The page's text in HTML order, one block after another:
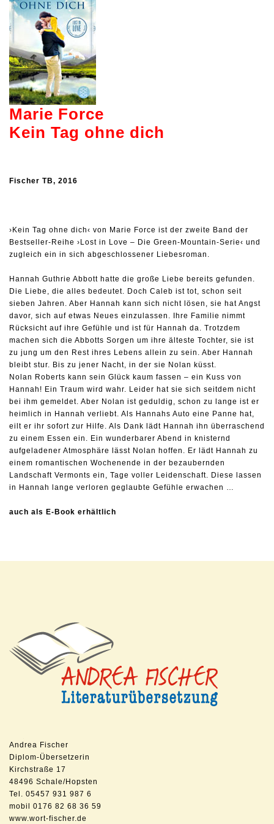
Marie Force
Kein Tag ohne dich
Fischer TB, 2016
›Kein Tag ohne dich‹ von Marie Force ist der zweite Band der
Bestseller-Reihe ›Lost in Love – Die Green-Mountain-Serie‹ und
zugleich ein in sich abgeschlossener Liebesroman.
Hannah Guthrie Abbott hatte die große Liebe bereits gefunden.
Die Liebe, die alles bedeutet. Doch Caleb ist tot, schon seit
sieben Jahren. Aber Hannah kann sich nicht lösen, sie hat Angst
davor, sich auf etwas Neues einzulassen. Ihre Familie nimmt
Rücksicht auf ihre Gefühle und ist für Hannah da. Trotzdem
machen sich die Abbotts Sorgen um ihre älteste Tochter, sie ist
zu jung um den Rest ihres Lebens allein zu sein. Aber Hannah
bleibt stur. Bis zu jener Nacht, in der sie Nolan küsst.
Nolan Roberts kann sein Glück kaum fassen – ein Kuss von
Hannah! Ein Traum wird wahr. Leider hat sie sich seitdem nicht
bei ihm gemeldet. Aber Nolan ist geduldig, schon zu lange ist er
heimlich in Hannah verliebt. Als Hannahs Auto eine Panne hat,
eilt er ihr sofort zur Hilfe. Als Dank lädt Hannah ihn überraschend
zu einem Essen ein. Ein wunderbarer Abend in knisternd
aufgeladener Atmosphäre lässt Nolan hoffen. Er lädt Hannah zu
einem romantischen Wochenende in der bezaubernden
Landschaft Vermonts ein, Tage voller Leidenschaft. Diese lassen
in Hannah lange verloren geglaubte Gefühle erwachen …
auch als E-Book erhältlich
Andrea Fischer
Diplom-Übersetzerin
Kirchstraße 17
48496 Schale/Hopsten
Tel. 05457 931 987 6
mobil 0176 82 68 36 59
www.wort-fischer.de